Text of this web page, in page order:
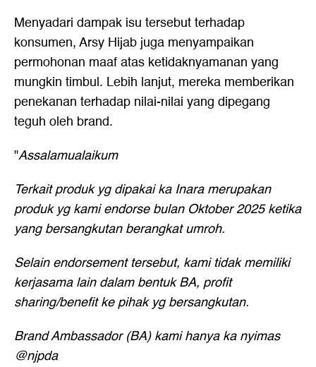
Menyadari dampak isu tersebut terhadap
konsumen, Arsy Hijab juga menyampaikan
permohonan maaf atas ketidaknyamanan yang
mungkin timbul. Lebih lanjut, mereka memberikan
penekanan terhadap nilai-nilai yang dipegang
teguh oleh brand.
"Assalamualaikum
Terkait produk yg dipakai ka Inara merupakan
produk yg kami endorse bulan Oktober 2025 ketika
yang bersangkutan berangkat umroh.
Selain endorsement tersebut, kami tidak memiliki
kerjasama lain dalam bentuk BA, profit
sharing/benefit ke pihak yg bersangkutan.
Brand Ambassador (BA) kami hanya ka nyimas
@njpda